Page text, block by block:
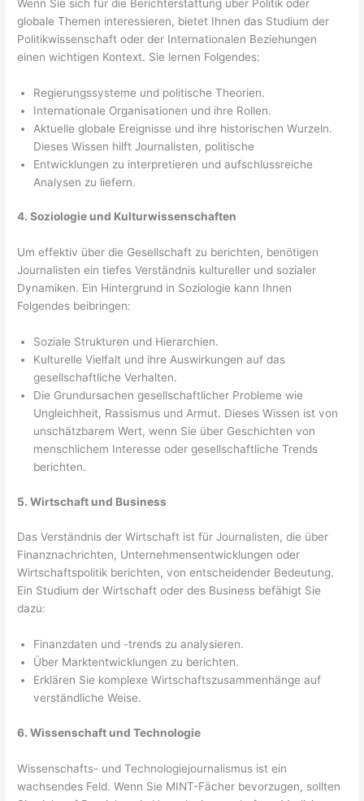
Wenn Sie sich für die Berichterstattung über Politik oder
globale Themen interessieren, bietet Ihnen das Studium der
Politikwissenschaft oder der Internationalen Beziehungen
einen wichtigen Kontext. Sie lernen Folgendes:
Regierungssysteme und politische Theorien.
Internationale Organisationen und ihre Rollen.
Aktuelle globale Ereignisse und ihre historischen Wurzeln.
Dieses Wissen hilft Journalisten, politische
Entwicklungen zu interpretieren und aufschlussreiche
Analysen zu liefern.
4. Soziologie und Kulturwissenschaften
Um effektiv über die Gesellschaft zu berichten, benötigen
Journalisten ein tiefes Verständnis kultureller und sozialer
Dynamiken. Ein Hintergrund in Soziologie kann Ihnen
Folgendes beibringen:
Soziale Strukturen und Hierarchien.
Kulturelle Vielfalt und ihre Auswirkungen auf das
gesellschaftliche Verhalten.
Die Grundursachen gesellschaftlicher Probleme wie
Ungleichheit, Rassismus und Armut. Dieses Wissen ist von
unschätzbarem Wert, wenn Sie über Geschichten von
menschlichem Interesse oder gesellschaftliche Trends
berichten.
5. Wirtschaft und Business
Das Verständnis der Wirtschaft ist für Journalisten, die über
Finanznachrichten, Unternehmensentwicklungen oder
Wirtschaftspolitik berichten, von entscheidender Bedeutung.
Ein Studium der Wirtschaft oder des Business befähigt Sie
dazu:
Finanzdaten und -trends zu analysieren.
Über Marktentwicklungen zu berichten.
Erklären Sie komplexe Wirtschaftszusammenhänge auf
verständliche Weise.
6. Wissenschaft und Technologie
Wissenschafts- und Technologiejournalismus ist ein
wachsendes Feld. Wenn Sie MINT-Fächer bevorzugen, sollten